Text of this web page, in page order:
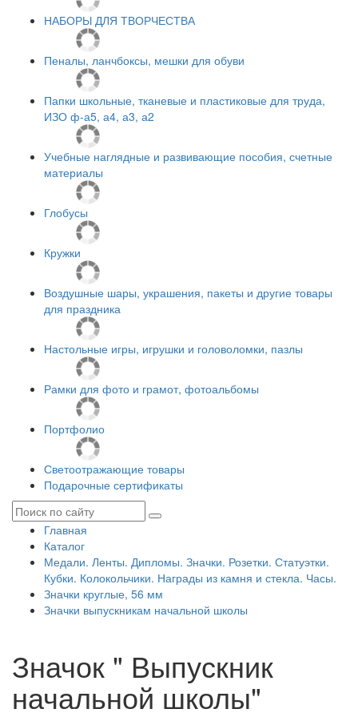
НАБОРЫ ДЛЯ ТВОРЧЕСТВА
Пеналы, ланчбоксы, мешки для обуви
Папки школьные, тканевые и пластиковые для труда,
ИЗО ф-а5, а4, а3, а2
Учебные наглядные и развивающие пособия, счетные
материалы
Глобусы
Кружки
Воздушные шары, украшения, пакеты и другие товары
для праздника
Настольные игры, игрушки и головоломки, пазлы
Рамки для фото и грамот, фотоальбомы
Портфолио
Светоотражающие товары
Подарочные сертификаты
Главная
Каталог
Медали. Ленты. Дипломы. Значки. Розетки. Статуэтки.
Кубки. Колокольчики. Награды из камня и стекла. Часы.
Значки круглые, 56 мм
Значки выпускникам начальной школы
Значок " Выпускник
начальной школы"